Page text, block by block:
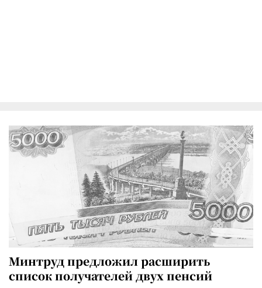
Минтруд предложил расширить
список получателей двух пенсий